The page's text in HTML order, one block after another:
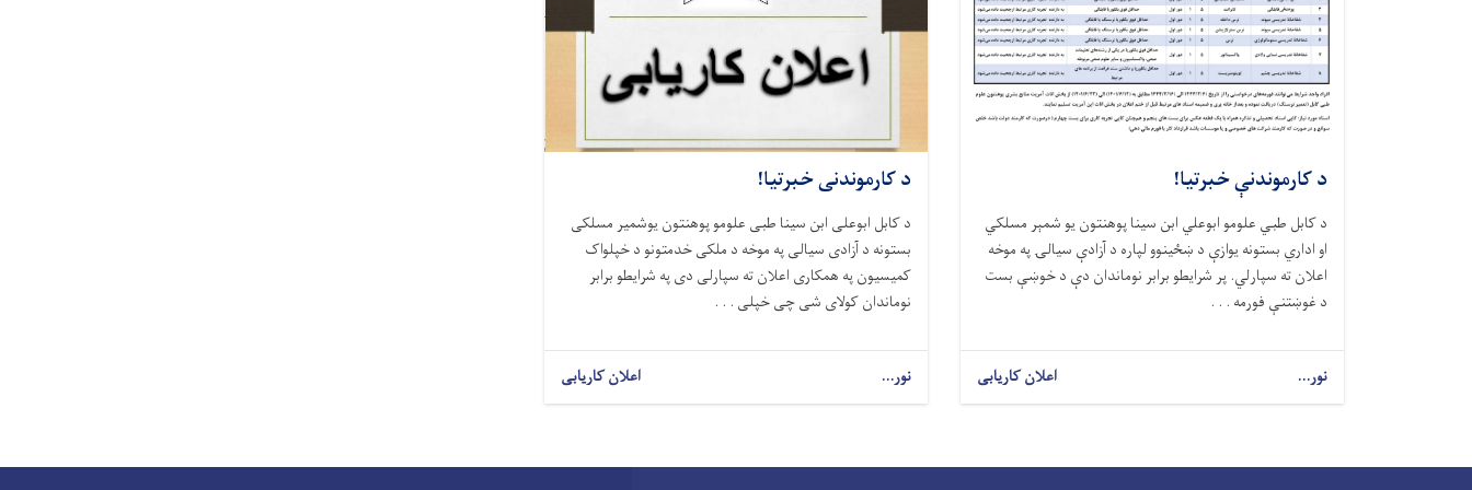
د کارموندنې خبرتیا!
د کابل طبي علومو ابوعلي ابن سینا پوهنتون یو شمېر مسلکي
او اداري بستونه یوازې د ښځینوو لپاره د آزادې سیالۍ په موخه
اعلان ته سپارلي. پر شرایطو برابر نوماندان دې د خوښې بست
د غوښتنې فورمه . . .
نور... اعلان کاریابی
د کارموندنی خبرتیا!
د کابل ابوعلی ابن سینا طبی علومو پوهنتون یوشمیر مسلکی
بستونه د آزادی سیالی په موخه د ملکی خدمتونو د خپلواک
کمیسیون په همکاری اعلان ته سپارلی دی په شرایطو برابر
نوماندان کولای شی چی خپلی . . .
نور... اعلان کاریابی